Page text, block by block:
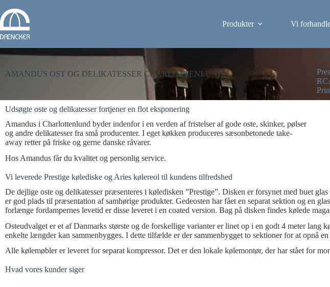
Produkter Vi
AMANDUS OST OG DELIKATESSER CHARLOTTENLUND
Udsøgte oste og delikatesser fortjener en flot eksponering
Amandus i Charlottenlund byder indenfor i en verden af fristelser af gode oste, skinker, pølser
og andre delikatesser fra små producenter. I eget køkken produceres sæsonbetonede take-
away retter på friske og gerne danske råvarer.
Hos Amandus får du kvalitet og personlig service.
Vi leverede Prestige kølediske og Aries kølereol til kundens tilfredshed
De dejlige oste og delikatesser præsenteres i køledisken ”Prestige”. Disken er forsynet med buet
er god plads til præsentation af samhørige produkter. Gedeosten har fået en separat sektion og en
forlænge fordampernes levetid er disse leveret i en coated version. Bag på disken findes kølede
Osteudvalget er et af Danmarks største og de forskellige varianter er linet op i en godt 4 meter
enkelte længder kan sammenbygges. I dette tilfælde er der sammenbygget to sektioner for at opnå en
Alle kølemøbler er leveret for separat kompressor. Det er den lokale kølemontør, der har stået for
Hvad vores kunder siger